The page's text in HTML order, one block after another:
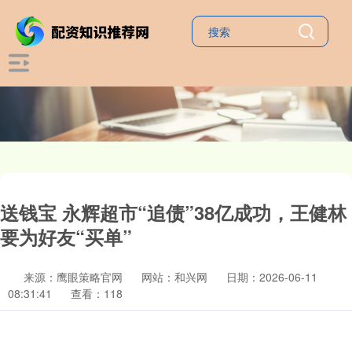
送钱宝 永辉超市“追债”38亿成功，王健林
要为好友“买单”
来源：鹰眼策略官网 网站：和兴网
日期：2026-06-11
08:31:41
查看：118